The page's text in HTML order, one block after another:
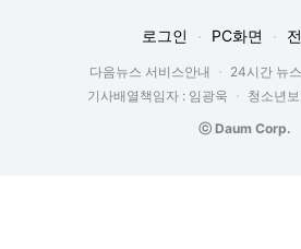
로그인 PC화면
다음뉴스 서비스안내 24시간 뉴
기사배열책임자 : 임광욱
청소년
ⓒ Daum Corp.